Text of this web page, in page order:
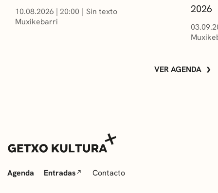
10.08.2026 | 20:00
Sin texto
Muxikebarri
2026
VER AGENDA
Agenda Entradas Contacto